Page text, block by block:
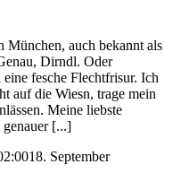
München, auch bekannt als
Dirndl. Oder
fesche Flechtfrisur. Ich
auf die Wiesn, trage mein
Meine liebste
[...]
18. September